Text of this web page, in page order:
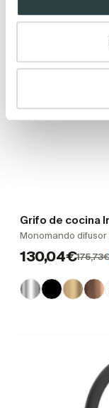
Grifo de cocina
Monomando
130,04€